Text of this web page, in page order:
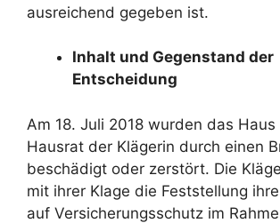
ausreichend gegeben ist.
Inhalt und Gegenstand der
Entscheidung
Am 18. Juli 2018 wurden das
Hausrat der Klägerin durch einen
beschädigt oder zerstört. Die
mit ihrer Klage die Feststellung
auf Versicherungsschutz im